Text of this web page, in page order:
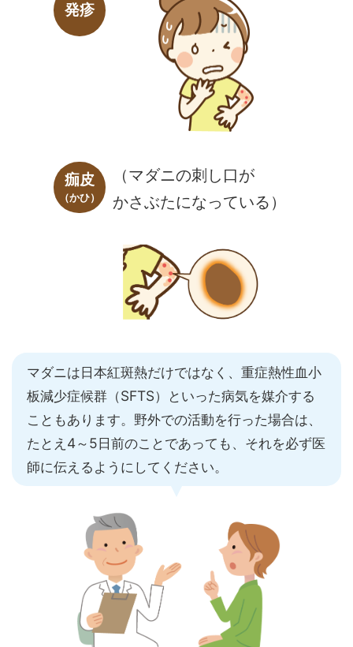
発疹
痂皮
（かひ）
（マダニの刺し口が
かさぶたになっている）
マダニは日本紅斑熱だけではなく、重症熱性血小
板減少症候群（SFTS）といった病気を媒介する
こともあります。野外での活動を行った場合は、
たとえ4～5日前のことであっても、それを必ず医
師に伝えるようにしてください。